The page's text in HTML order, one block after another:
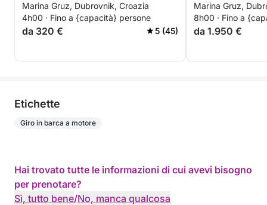
Marina Gruz, Dubrovnik, Croazia
4h00 · Fino a {capacità} persone
da 320 € 5 (45)
Marina Gruz,
8h00 · Fino a
da 1.950 €
Etichette
Giro in barca a motore
Hai trovato tutte le informazioni di cui avevi bisogno
per prenotare?
Sì, tutto bene/No, manca qualcosa